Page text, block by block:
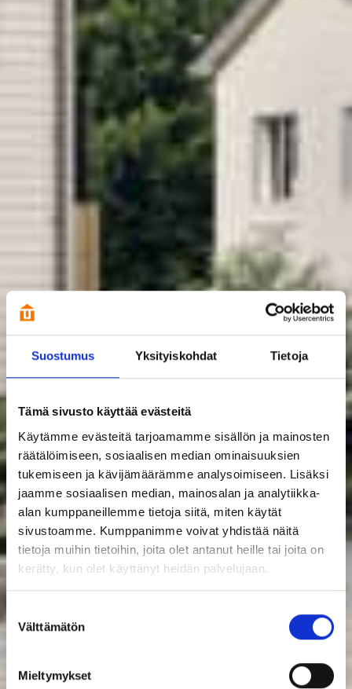
Suostumus Yksityiskohdat Tietoja
Tämä sivusto käyttää evästeitä
Käytämme evästeitä tarjoamamme sisällön ja mainosten
räätälöimiseen, sosiaalisen median ominaisuuksien
tukemiseen ja kävijämäärämme analysoimiseen. Lisäksi
jaamme sosiaalisen median, mainosalan ja analytiikka-
alan kumppaneillemme tietoja siitä, miten käytät
sivustoamme. Kumppanimme voivat yhdistää näitä
tietoja muihin tietoihin, joita olet antanut heille tai joita on
kerätty, kun olet käyttänyt heidän palvelujaan.
Suostumuksen
valinta
Välttämätön
Mieltymykset